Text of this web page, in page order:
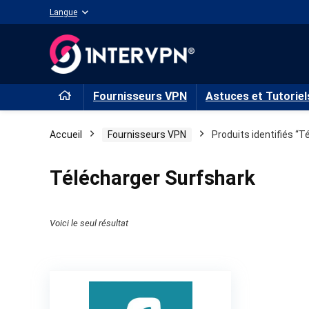
Langue
Fournisseurs VPN Astuces et
Accueil Fournisseurs VPN Produits identifiés
Télécharger Surfshark
Voici le seul résultat